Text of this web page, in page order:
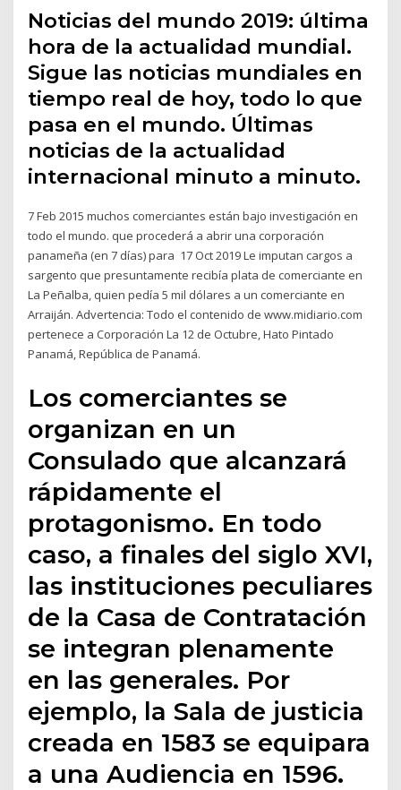
Noticias del mundo 2019: última
hora de la actualidad mundial.
Sigue las noticias mundiales en
tiempo real de hoy, todo lo que
pasa en el mundo. Últimas
noticias de la actualidad
internacional minuto a minuto.
7 Feb 2015 muchos comerciantes están bajo investigación en
todo el mundo. que procederá a abrir una corporación
panameña (en 7 días) para 17 Oct 2019 Le imputan cargos a
sargento que presuntamente recibía plata de comerciante en
La Peñalba, quien pedía 5 mil dólares a un comerciante en
Arraiján. Advertencia: Todo el contenido de www.midiario.com
pertenece a Corporación La 12 de Octubre, Hato Pintado
Panamá, República de Panamá.
Los comerciantes se
organizan en un
Consulado que alcanzará
rápidamente el
protagonismo. En todo
caso, a finales del siglo XVI,
las instituciones peculiares
de la Casa de Contratación
se integran plenamente
en las generales. Por
ejemplo, la Sala de justicia
creada en 1583 se equipara
a una Audiencia en 1596.